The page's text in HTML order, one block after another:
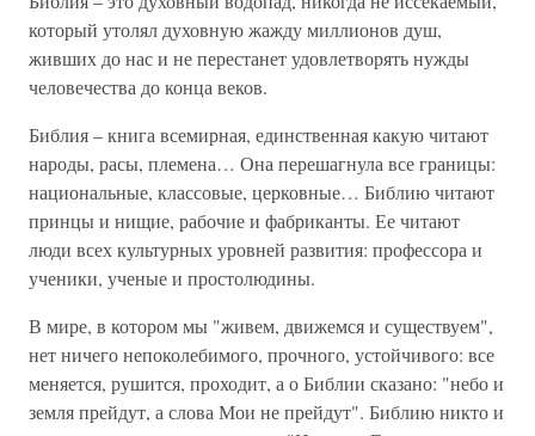
который утолял духовную жажду миллионов душ,
живших до нас и не перестанет удовлетворять нужды
человечества до конца веков.
Библия – книга всемирная, единственная какую читают
народы, расы, племена… Она перешагнула все границы:
национальные, классовые, церковные… Библию читают
принцы и нищие, рабочие и фабриканты. Ее читают
люди всех культурных уровней развития: профессора и
ученики, ученые и простолюдины.
В мире, в котором мы "живем, движемся и существуем",
нет ничего непоколебимого, прочного, устойчивого: все
меняется, рушится, проходит, а о Библии сказано: "небо и
земля прейдут, а слова Мои не прейдут". Библию никто и